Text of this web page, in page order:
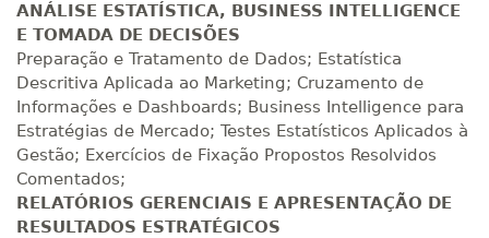
ANÁLISE ESTATÍSTICA, BUSINESS INTELLIGENCE
E TOMADA DE DECISÕES
Preparação e Tratamento de Dados; Estatística
Descritiva Aplicada ao Marketing; Cruzamento de
Informações e Dashboards; Business Intelligence para
Estratégias de Mercado; Testes Estatísticos Aplicados à
Gestão; Exercícios de Fixação Propostos Resolvidos
Comentados;
RELATÓRIOS GERENCIAIS E APRESENTAÇÃO DE
RESULTADOS ESTRATÉGICOS